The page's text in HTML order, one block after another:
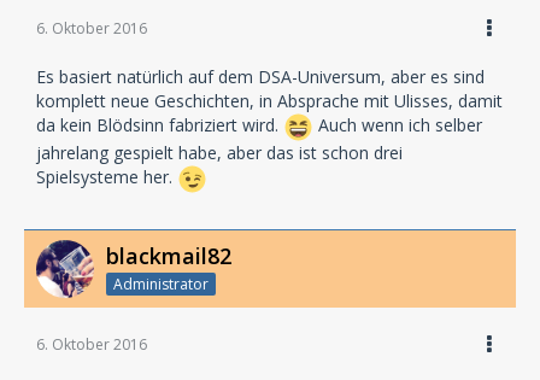
6. Oktober 2016
Es basiert natürlich auf dem DSA-Universum, aber es sind
komplett neue Geschichten, in Absprache mit Ulisses, damit
da kein Blödsinn fabriziert wird.
Auch wenn ich selber
jahrelang gespielt habe, aber das ist schon drei
Spielsysteme her.
blackmail82
Administrator
6. Oktober 2016